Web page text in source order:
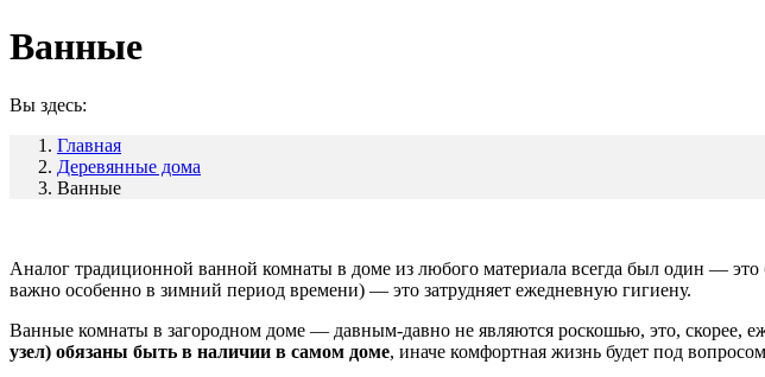
Ванные
Вы здесь:
Главная
Деревянные дома
Ванные
Аналог традиционной ванной комнаты в доме из любого материала всегда был один — это
важно особенно в зимний период времени) — это затрудняет ежедневную гигиену.
Ванные комнаты в загородном доме — давным-давно не являются роскошью, это, скорее,
узел) обязаны быть в наличии в самом доме, иначе комфортная жизнь будет под